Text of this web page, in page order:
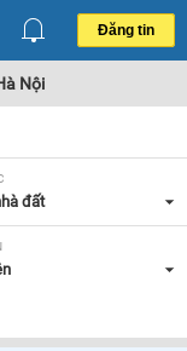
Đăng tin
Nội
đất